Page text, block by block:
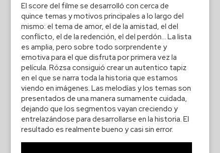
El score del filme se desarrolló con cerca de
quince temas y motivos principales a lo largo del
mismo: el tema de amor, el de la amistad, el del
conflicto, el de la redención, el del perdón… La lista
es amplia, pero sobre todo sorprendente y
emotiva para el que disfruta por primera vez la
película. Rózsa consiguió crear un autentico tapiz
en el que se narra toda la historia que estamos
viendo en imágenes. Las melodías y los temas son
presentados de una manera sumamente cuidada,
dejando que los segmentos vayan creciendo y
entrelazándose para desarrollarse en la historia. El
resultado es realmente bueno y casi sin error.